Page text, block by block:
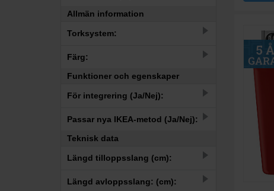
39 42 43 44 45
–
Allmän information
Torksystem:
Automatisk lucköppning 8
Dry Assist
Färg:
Creme
Integrerad 18
Rostfri 6
Röd
Svart 2
Vit 1
Funktioner och egenskaper
För integrering (Ja/Nej):
Ja 19
Nej
Passar nya IKEA-metod (Ja/Nej):
Ja
Nej 14
Teknisk data
Längd tilloppsslang (cm):
–
Längd avloppsslang: (cm):